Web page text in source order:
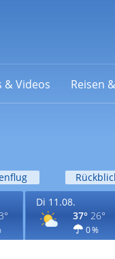
& Videos Reisen
Di 11.08.
37° 26°
0 %